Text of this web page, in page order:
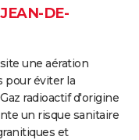
DE-
une aération
pour éviter la
radioactif d'origine
un risque sanitaire
et